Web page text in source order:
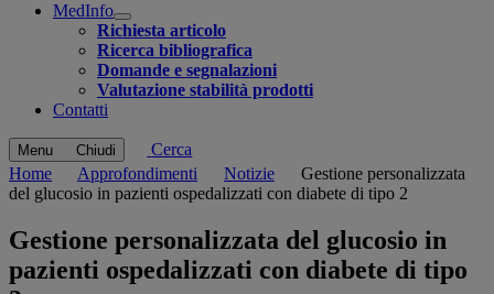
MedInfo
Open
submenu
Richiesta articolo
Ricerca bibliografica
Domande e segnalazioni
Valutazione stabilità prodotti
Contatti
Menu Chiudi
Cerca
Home
Approfondimenti Notizie
Gestione personalizzata
del glucosio in pazienti ospedalizzati con diabete di tipo 2
Gestione personalizzata del glucosio in
pazienti ospedalizzati con diabete di tipo